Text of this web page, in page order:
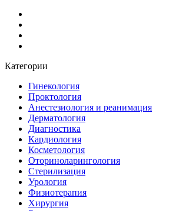
Категории
Гинекология
Проктология
Анестезиология и реанимация
Дерматология
Диагностика
Кардиология
Косметология
Оториноларингология
Стерилизация
Урология
Физиотерапия
Хирургия